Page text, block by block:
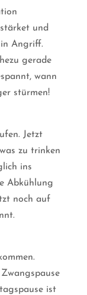
und
Angriff.
gerade
wann
stürmen!
Jetzt
zu trinken
ins
Abkühlung
noch auf
ist